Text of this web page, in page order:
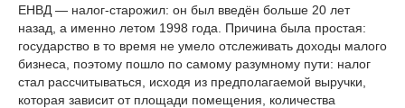
ЕНВД — налог-старожил: он был введён больше 20 лет
назад, а именно летом 1998 года. Причина была простая:
государство в то время не умело отслеживать доходы малого
бизнеса, поэтому пошло по самому разумному пути: налог
стал рассчитываться, исходя из предполагаемой выручки,
которая зависит от площади помещения, количества